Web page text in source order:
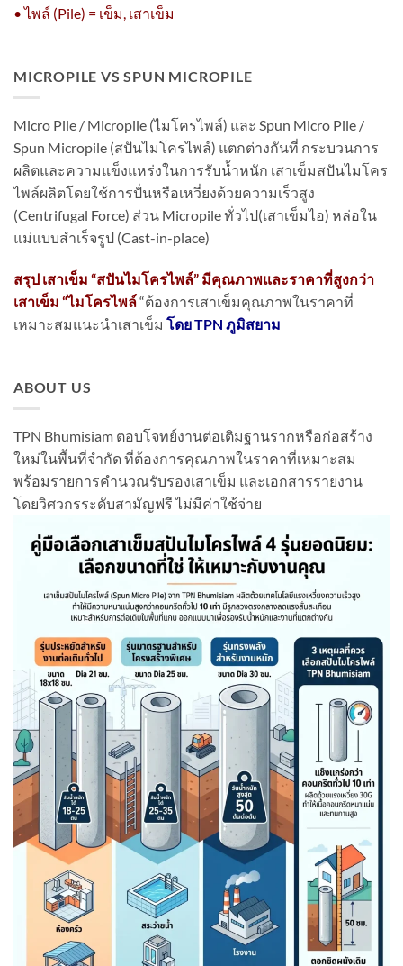
• ไพล์ (Pile) = เข็ม, เสาเข็ม
MICROPILE VS SPUN MICROPILE
Micro Pile / Micropile (ไมโครไพล์) และ Spun Micro Pile /
Spun Micropile (สปันไมโครไพล์) แตกต่างกันที่ กระบวนการ
ผลิตและความแข็งแหร่งในการรับน้ำหนัก เสาเข็มสปันไมโคร
ไพล์ผลิตโดยใช้การปั่นหรือเหวี่ยงด้วยความเร็วสูง
(Centrifugal Force) ส่วน Micropile ทั่วไป(เสาเข็มไอ) หล่อใน
แม่แบบสำเร็จรูป (Cast-in-place)
สรุป เสาเข็ม “สปันไมโครไพล์” มีคุณภาพและราคาที่สูงกว่า
เสาเข็ม “ไมโครไพล์“ต้องการเสาเข็มคุณภาพในราคาที่
เหมาะสมแนะนำเสาเข็ม โดย TPN ภูมิสยาม
ABOUT US
TPN Bhumisiam ตอบโจทย์งานต่อเติมฐานรากหรือก่อสร้าง
ใหม่ในพื้นที่จำกัด ที่ต้องการคุณภาพในราคาที่เหมาะสม
พร้อมรายการคำนวณรับรองเสาเข็ม และเอกสารรายงาน
โดยวิศวกรระดับสามัญฟรี ไม่มีค่าใช้จ่าย